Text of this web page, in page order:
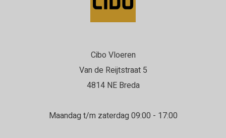
Cibo Vloeren
Van de Reijtstraat 5
4814 NE Breda
Maandag t/m zaterdag 09:00 - 17:00